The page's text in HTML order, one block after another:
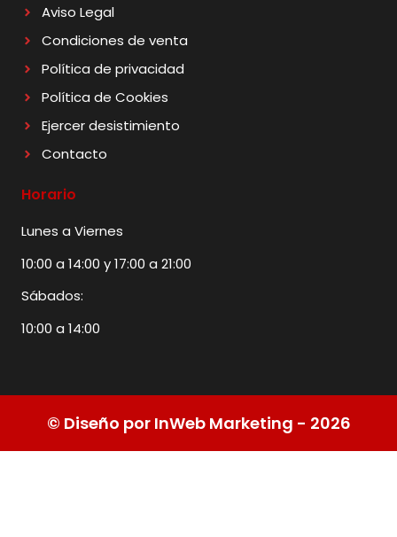
Aviso Legal
Condiciones de venta
Política de privacidad
Política de Cookies
Ejercer desistimiento
Contacto
Horario
Lunes a Viernes
10:00 a 14:00 y 17:00 a 21:00
Sábados:
10:00 a 14:00
© Diseño por InWeb Marketing - 2026